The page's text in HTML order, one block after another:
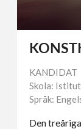
KANDIDAT
Skola:
Språk:
Den